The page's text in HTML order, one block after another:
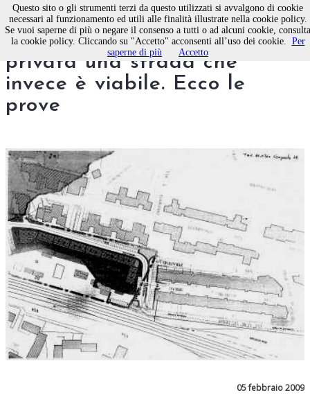
Un lettore: da anni pago per
privata una strada che
invece è viabile. Ecco le
prove
05 febbraio 2009
Questo sito o gli strumenti terzi da questo utilizzati si avvalgono di cookie
necessari al funzionamento ed utili alle finalità illustrate nella cookie policy.
Se vuoi saperne di più o negare il consenso a tutti o ad alcuni cookie, consulta
la cookie policy. Cliccando su "Accetto" acconsenti all’uso dei cookie. Per
saperne di più
Accetto